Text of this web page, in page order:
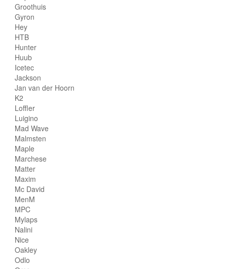
Groothuis
Gyron
Hey
HTB
Hunter
Huub
Icetec
Jackson
Jan van der Hoorn
K2
Loffler
Luigino
Mad Wave
Malmsten
Maple
Marchese
Matter
Maxim
Mc David
MenM
MPC
Mylaps
Nalini
Nice
Oakley
Odlo